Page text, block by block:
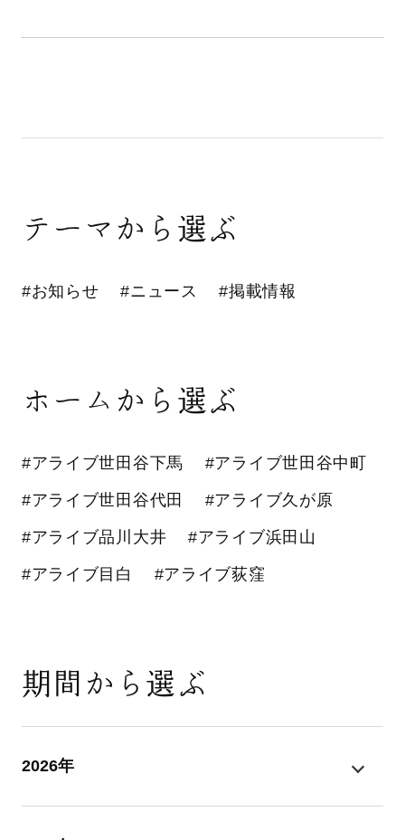
テーマから選ぶ
#お知らせ #ニュース #掲載情報
ホームから選ぶ
#アライブ世田谷下馬 #アライブ世田谷中町
#アライブ世田谷代田 #アライブ久が原
#アライブ品川大井 #アライブ浜田山
#アライブ目白 #アライブ荻窪
期間から選ぶ
2026年